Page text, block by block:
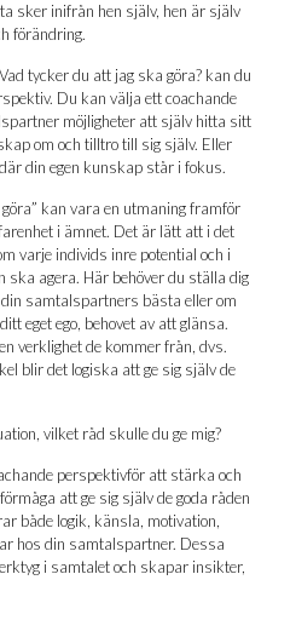
sker ini­från hen själv, hen är själv
förändring.
tyc­ker du att jag ska göra? kan du
Du kan väl­ja ett coachan­de
möj­lig­he­ter att själv hit­ta sitt
om och till­tro till sig själv. Eller
din egen kun­skap står i fokus.
kan vara en utma­ning fram­för
i ämnet. Det är lätt att i det
var­je indi­vids inre poten­ti­al och i
ska age­ra. Här behö­ver du stäl­la dig
sam­tals­part­ners bäs­ta eller om
eget ego, beho­vet av att glän­sa.
verk­lig­het de kom­mer från, dvs.
blir det logis­ka att ge sig själv de
vil­ket råd skul­le du ge mig?
per­spek­tiv­för att stär­ka och
att ge sig själv de goda råden
både logik, käns­la, moti­va­tion,
hos din sam­tals­part­ner. Des­sa
i sam­ta­let och ska­par insik­ter,